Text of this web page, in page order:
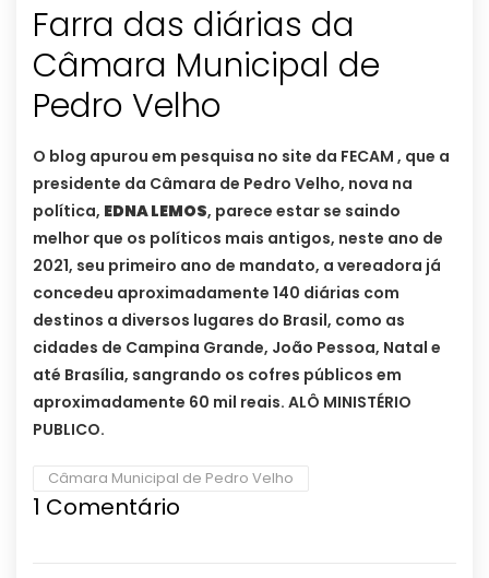
Farra das diárias da
Câmara Municipal de
Pedro Velho
O blog apurou em pesquisa no site da FECAM , que a
presidente da Câmara de Pedro Velho, nova na
política, EDNA LEMOS, parece estar se saindo
melhor que os políticos mais antigos, neste ano de
2021, seu primeiro ano de mandato, a vereadora já
concedeu aproximadamente 140 diárias com
destinos a diversos lugares do Brasil, como as
cidades de Campina Grande, João Pessoa, Natal e
até Brasília, sangrando os cofres públicos em
aproximadamente 60 mil reais. ALÔ MINISTÉRIO
PUBLICO.
Câmara Municipal de Pedro Velho
1 Comentário